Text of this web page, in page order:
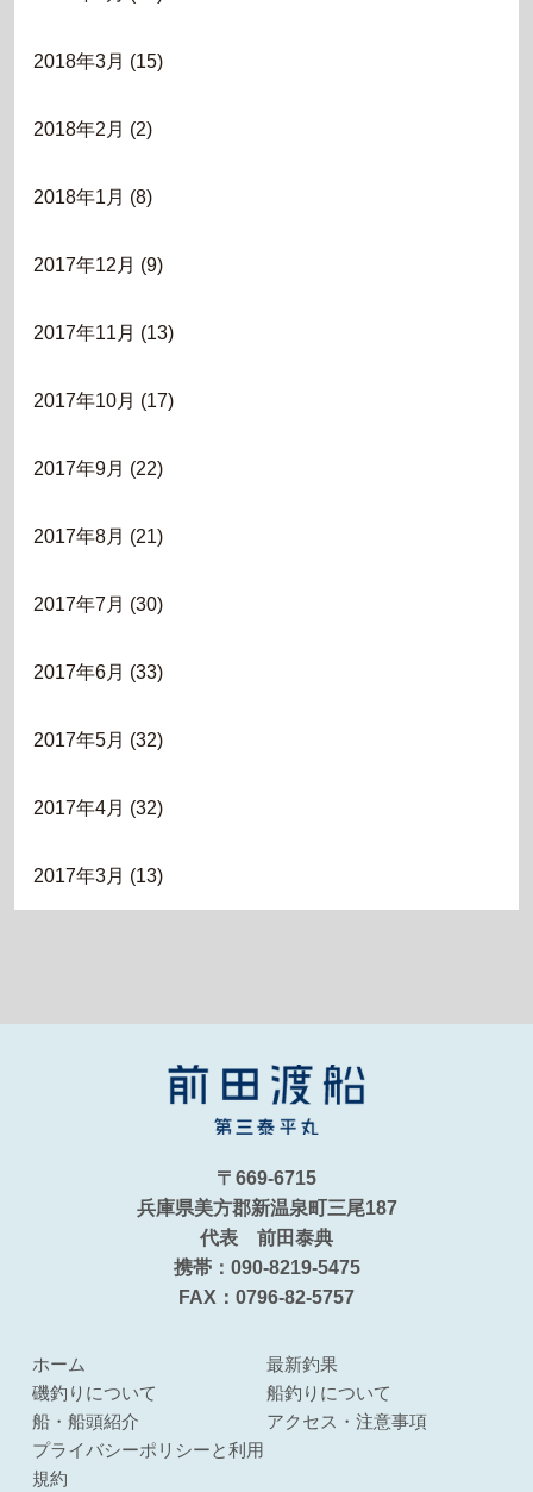
2018年3月 (15)
2018年2月 (2)
2018年1月 (8)
2017年12月 (9)
2017年11月 (13)
2017年10月 (17)
2017年9月 (22)
2017年8月 (21)
2017年7月 (30)
2017年6月 (33)
2017年5月 (32)
2017年4月 (32)
2017年3月 (13)
〒669-6715
兵庫県美方郡新温泉町三尾187
代表 前田泰典
携帯：090-8219-5475
FAX：0796-82-5757
ホーム
最新釣果
磯釣りについて
船釣りについて
船・船頭紹介
アクセス・注意事項
プライバシーポリシーと利用
規約